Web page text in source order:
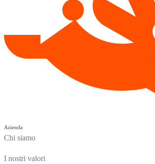
Azienda
Chi siamo
I nostri valori